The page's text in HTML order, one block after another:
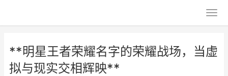
**明星王者荣耀名字的荣耀战场，当虚
拟与现实交相辉映**